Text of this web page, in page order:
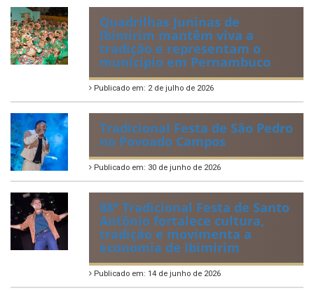
Quadrilhas Juninas de
Ibimirim mantêm viva a
tradição e representam o
munícipio em Pernambuco
Publicado em: 2 de julho de 2026
Tradicional Festa de São Pedro
no Povoado Campos
Publicado em: 30 de junho de 2026
88ª Tradicional Festa de Santo
Antônio fortalece cultura,
tradição e movimenta a
economia de Ibimirim
Publicado em: 14 de junho de 2026